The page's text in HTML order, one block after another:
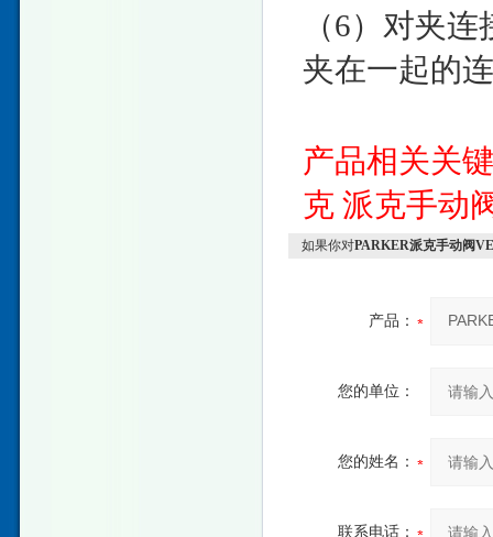
（6）对夹
夹在一起的
产品相关关
克 派克手动
如果你对PARKER派克手动阀
产品：
您的单位：
您的姓名：
联系电话：